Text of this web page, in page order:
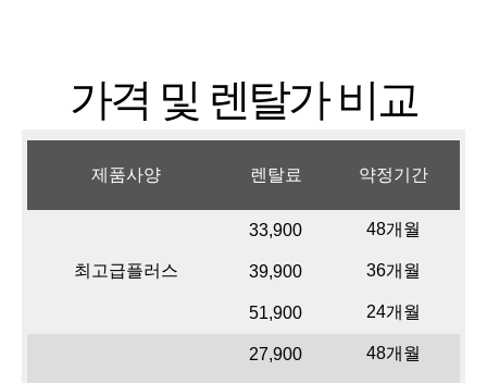
가격 및 렌탈가 비교
제품사양 렌탈료 약정기간
최고급플러스
33,900 48개월
39,900 36개월
51,900 24개월
27,900 48개월